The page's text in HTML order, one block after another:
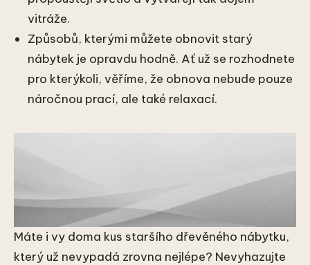
vitráže.
Způsobů, kterými můžete obnovit starý
nábytek je opravdu hodně. Ať už se rozhodnete
pro kterýkoli, věříme, že obnova nebude pouze
náročnou prací, ale také relaxací.
Máte i vy doma kus staršího dřevěného nábytku,
který už nevypadá zrovna nejlépe? Nevyhazujte